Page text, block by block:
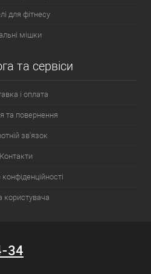
для фітнесу
мішки
та сервіси
і оплата
та повернення
зв'язок
Контакти
користувача
34